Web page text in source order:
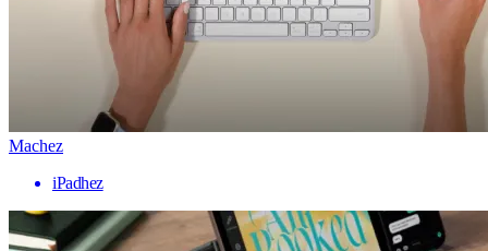
Machez
iPadhez